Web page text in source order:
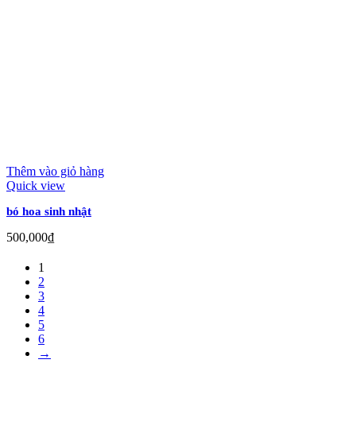
Thêm vào giỏ hàng
Quick view
bó hoa sinh nhật
500,000₫
1
2
3
4
5
6
→